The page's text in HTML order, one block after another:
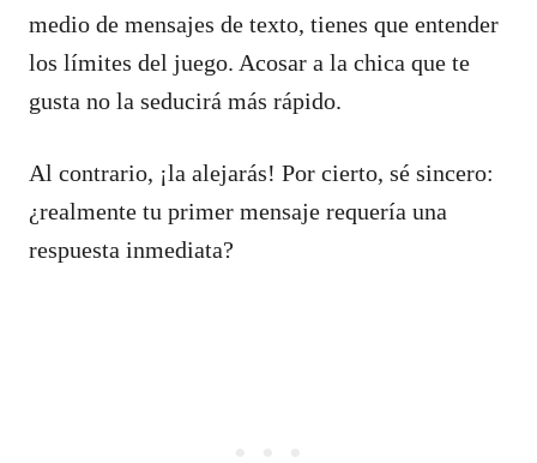
medio de mensajes de texto, tienes que entender
los límites del juego. Acosar a la chica que te
gusta no la seducirá más rápido.
Al contrario, ¡la alejarás! Por cierto, sé sincero:
¿realmente tu primer mensaje requería una
respuesta inmediata?